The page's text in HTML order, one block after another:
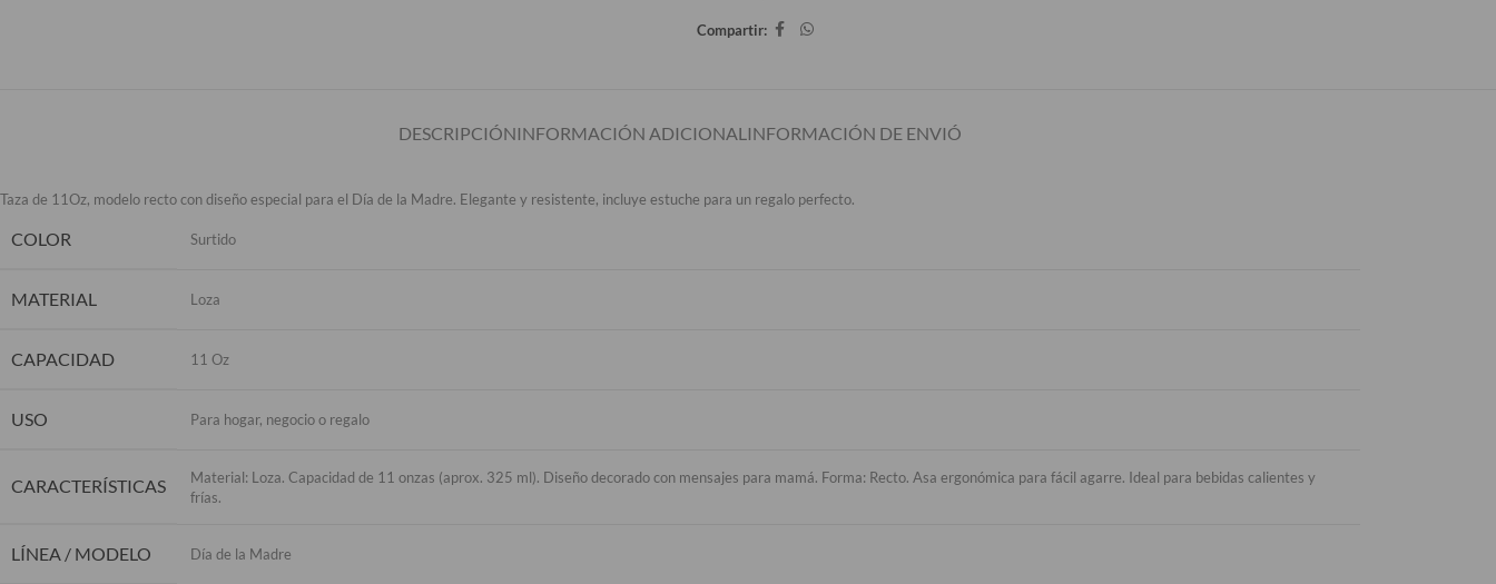
Compartir:
DESCRIPCIÓNINFORMACIÓN ADICIONAL INFORMACIÓN DE ENVIÓ
Taza de 11Oz, modelo recto con diseño especial para el Día de la Madre. Elegante y resistente, incluye estuche para un regalo perfecto.
COLOR Surtido
MATERIAL Loza
CAPACIDAD 11 Oz
USO Para hogar, negocio o regalo
CARACTERÍSTICAS
Material: Loza. Capacidad de 11 onzas (aprox. 325 ml). Diseño decorado con mensajes para mamá. Forma: Recto. Asa ergonómica para fácil agarre. Ideal para bebidas calientes y
frías.
LÍNEA / MODELO Día de la Madre